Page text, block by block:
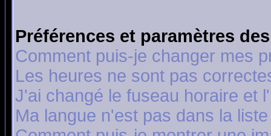
Préférences et paramètres
Comment puis-je changer mes
Les heures ne sont pas
J'ai changé le fuseau horaire et
Ma langue n'est pas dans la